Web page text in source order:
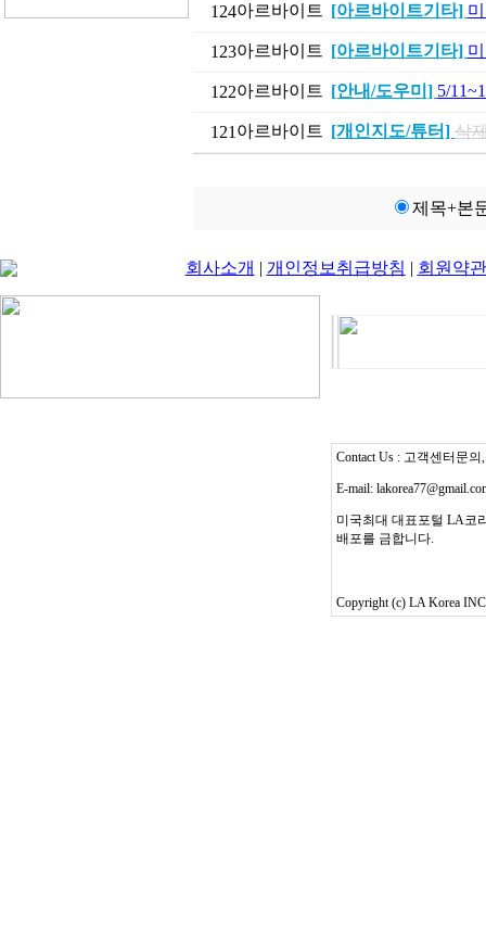
124아르바이트 [아르바이트기타]
123아르바이트 [아르바이트기타]
122아르바이트 [안내/도우미] 5/
121 아르바이트 [개인지도/튜터] 삭
제목+본
회사소개 | 개인정보취급방침 | 회원약관
Contact Us : 고객센터문의
E-mail:
미국최대 대표포털 LA코
배포를 금합니다.
Copyright (c) LA Korea